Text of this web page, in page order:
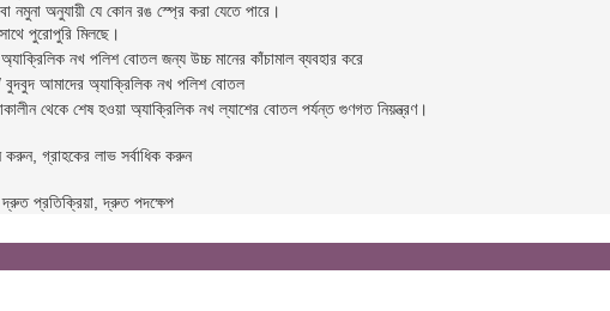
নমুনা অনুযায়ী যে কোন রঙ স্প্রে করা যেতে পারে।
পুরোপুরি মিলছে।
নখ পলিশ বোতল জন্য উচ্চ মানের কাঁচামাল ব্যবহার করে
আমাদের অ্যাক্রিলিক নখ পলিশ বোতল
থেকে শেষ হওয়া অ্যাক্রিলিক নখ ল্যাশের বোতল পর্যন্ত গুণগত নিয়ন্ত্রণ।
করুন, গ্রাহকের লাভ সর্বাধিক করুন
দ্রুত প্রতিক্রিয়া, দ্রুত পদক্ষেপ